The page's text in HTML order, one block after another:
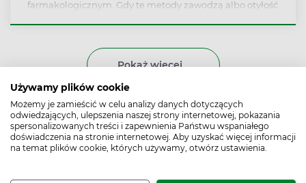
Używamy plików cookie
Możemy je zamieścić w celu analizy danych dotyczących
odwiedzających, ulepszenia naszej strony internetowej, pokazania
spersonalizowanych treści i zapewnienia Państwu wspaniałego
doświadczenia na stronie internetowej. Aby uzyskać więcej informacji
na temat plików cookie, których używamy, otwórz ustawienia.
farmakologicznym. Gdy te metody zawodzą albo otyłość
Pokaż więcej
Aktywność fizyczna – nie
taka ważna, gdy chcemy